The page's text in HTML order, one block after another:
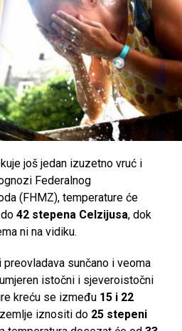
još jedan izuzetno vruć i
Federalnog
(FHMZ), temperature će
42 stepena Celzijusa, dok
ni na vidiku.
sunčano i veoma
istočni i sjeveroistočni
kreću se između 15 i 22
iznositi do 25 stepeni